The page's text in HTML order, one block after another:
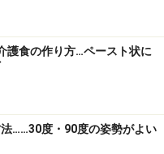
パーさんが自腹を切っ
をお手伝いさんと間違
地位が低い」といった
護食の作り方…ペースト状に
……30度・90度の姿勢がよい